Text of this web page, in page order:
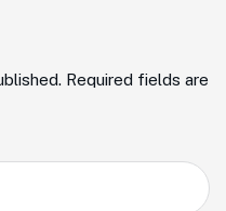
Required fields are